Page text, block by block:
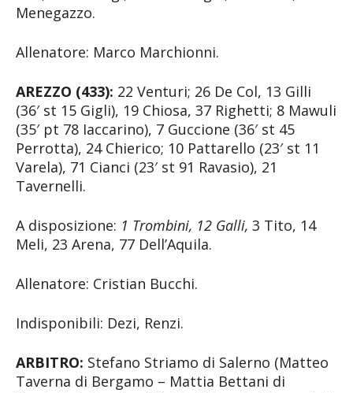
Menegazzo.
Allenatore: Marco Marchionni.
AREZZO (433): 22 Venturi; 26 De Col, 13 Gilli
(36′ st 15 Gigli), 19 Chiosa, 37 Righetti; 8 Mawuli
(35′ pt 78 Iaccarino), 7 Guccione (36′ st 45
Perrotta), 24 Chierico; 10 Pattarello (23′ st 11
Varela), 71 Cianci (23′ st 91 Ravasio), 21
Tavernelli.
A disposizione: 1 Trombini, 12 Galli, 3 Tito, 14
Meli, 23 Arena, 77 Dell’Aquila.
Allenatore: Cristian Bucchi.
Indisponibili: Dezi, Renzi.
ARBITRO: Stefano Striamo di Salerno (Matteo
Taverna di Bergamo – Mattia Bettani di